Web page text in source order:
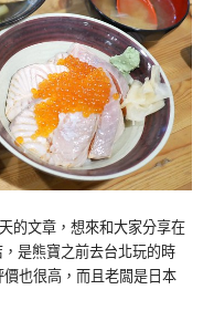
的文章，想來和大家分享在
是熊寶之前去台北玩的時
也很高，而且老闆是日本